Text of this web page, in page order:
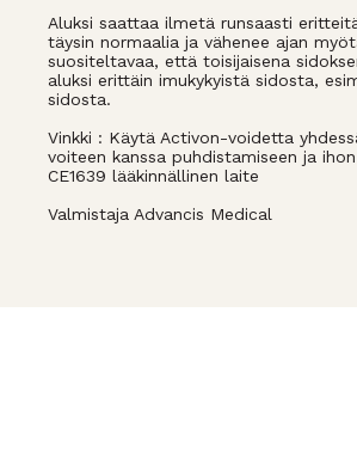
Aluksi saattaa ilmetä runsaasti
täysin normaalia ja vähenee ajan
suositeltavaa, että toisijaisena
aluksi erittäin imukykyistä sidosta,
sidosta.
Vinkki : Käytä Activon-voidetta
voiteen kanssa puhdistamiseen ja
CE1639 lääkinnällinen laite
Valmistaja Advancis Medical